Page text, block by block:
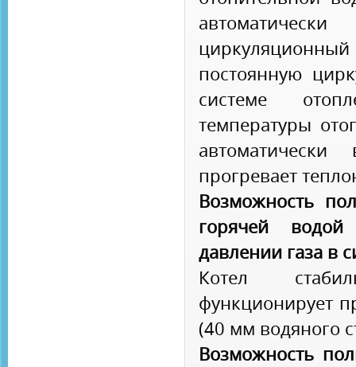
постоянную
системе
температуры
прогревает
Возможность
горячей
давлении газа в
Котел
функционирует
(40 мм водяного
Возможность